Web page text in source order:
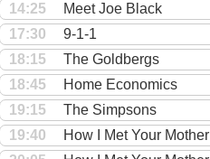
14:25
Meet Joe Black
17:30
9-1-1
18:15
The Goldbergs
18:45
Home Economics
19:15
The Simpsons
19:40
How I Met Your Mother